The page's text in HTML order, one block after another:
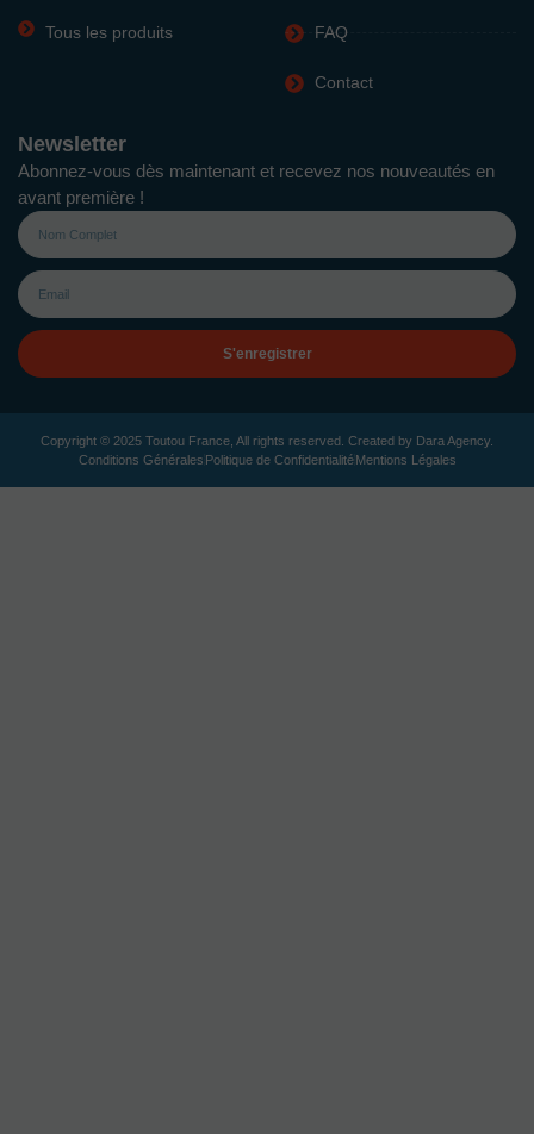
Tous les produits FAQ
Contact
Newsletter
Abonnez-vous dès maintenant et recevez nos nouveautés en
avant première !
S'enregistrer
Copyright © 2025 Toutou France, All rights reserved. Created by Dara Agency.
Conditions Générales Politique de Confidentialité Mentions Légales